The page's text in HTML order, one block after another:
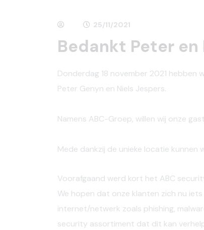
25/11/2021
Bedankt Peter en
Donderdag 18 november 2021 hebben
Peter Genyn en Niels Jespers.
Namens ABC-Groep, willen wij onze
Mede dankzij de unieke locatie kunnen
Voorafgaand werd kort het ABC
We hopen dat onze klanten zich nu
internet/netwerk zoals phishing,
security assortiment dat dit kan